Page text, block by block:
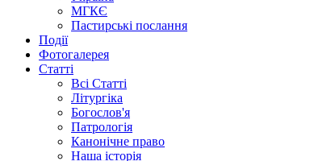
МГКЄ
Пастирські послання
Події
Фотогалерея
Статті
Всі Статті
Літургіка
Богослов'я
Патрологія
Канонічне право
Наша історія